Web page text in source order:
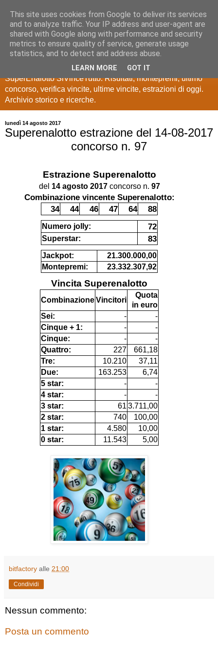
Estrazioni Lotto
SuperEnalotto
Ultime estrazioni di Lotto, SuperEnalotto, 10 e lotto,
SuperEnalotto SiVinceTutto. Risultati, montepremi, ultimo
concorso, verifica vincite, ultime vincite, estrazioni di oggi.
Archivio storico e ricerche.
lunedì 14 agosto 2017
Superenalotto estrazione del 14-08-2017
concorso n. 97
Estrazione Superenalotto
del 14 agosto 2017concorso n. 97
Combinazione vincente Superenalotto:
34
44 46 47 64 88
Numero jolly: 72
Superstar: 83
Jackpot:
21.300.000,00
Montepremi:
23.332.307,92
Vincita Superenalotto
CombinazioneVincitori
Quota
in euro
Sei:
-
-
Cinque + 1:
-
-
Cinque:
-
-
Quattro:
227
661,18
Tre:
10.210
37,11
Due:
163.253
6,74
5 star:
-
-
4 star:
-
-
3 star:
61 3.711,00
2 star:
740
100,00
1 star:
4.580
10,00
0 star:
11.543 5,00
bitfactory alle 21:00
Condividi
Nessun commento:
Posta un commento
This site uses cookies from Google to deliver its services
and to analyze traffic. Your IP address and user-agent are
shared with Google along with performance and security
metrics to ensure quality of service, generate usage
statistics, and to detect and address abuse.
LEARN MORE GOT IT